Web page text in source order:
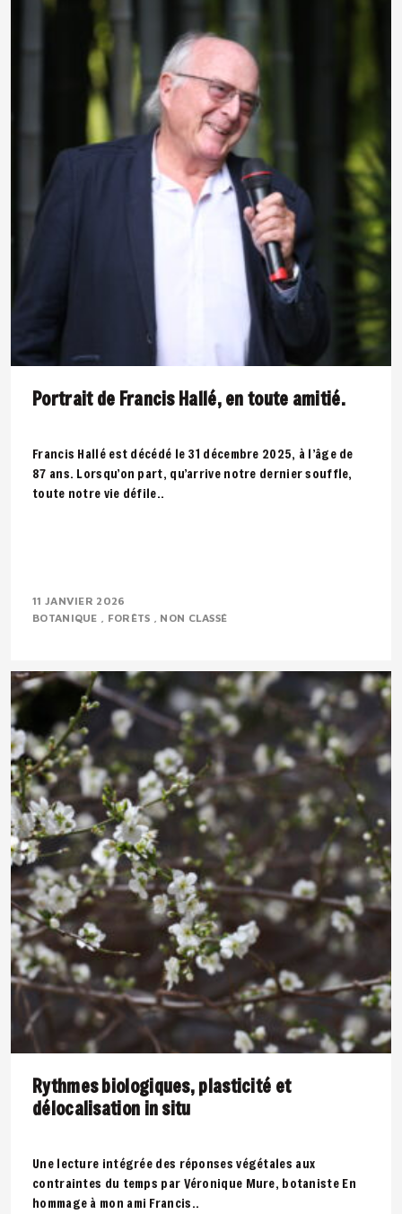
Portrait de Francis Hallé, en toute amitié.
Francis Hallé est décédé le 31 décembre 2025, à l’âge de
87 ans. Lorsqu’on part, qu’arrive notre dernier souffle,
toute notre vie défile..
11 JANVIER 2026
BOTANIQUE
FORÊTS NON CLASSÉ
Rythmes biologiques, plasticité et
délocalisation in situ
Une lecture intégrée des réponses végétales aux
contraintes du temps par Véronique Mure, botaniste En
hommage à mon ami Francis..